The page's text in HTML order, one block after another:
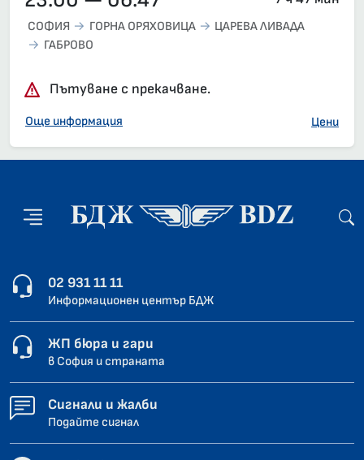
СОФИЯ ГОРНА ОРЯХОВИЦА
ЦАРЕВА ЛИВАДА
ГАБРОВО
Пътуване с прекачване.
Още информация Цени
02 931 11 11
Информационен център БДЖ
ЖП бюра и гари
в София и страната
Сигнали и жалби
Подайте сигнал